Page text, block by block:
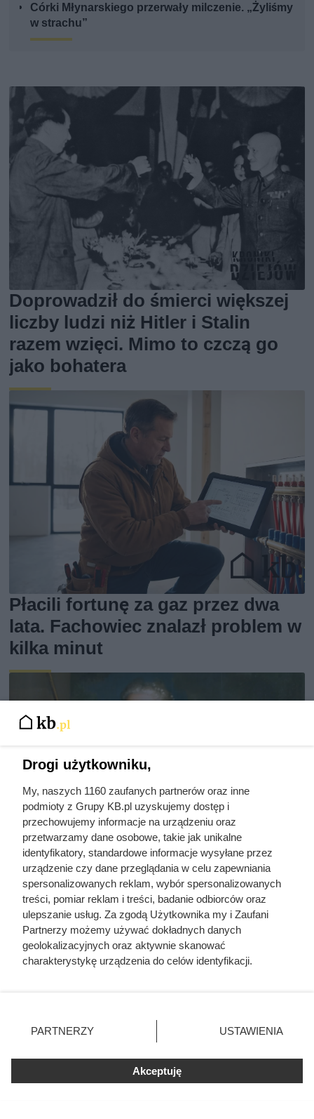
Córki Młynarskiego przerwały milczenie. „Żyliśmy
w strachu”
Doprowadził do śmierci większej
liczby ludzi niż Hitler i Stalin
razem wzięci. Mimo to czczą go
jako bohatera
Płacili fortunę za gaz przez dwa
lata. Fachowiec znalazł problem w
kilka minut
Ta Polka trzymała w garści
europejską elitę. Jej majątek i
Drogi użytkowniku,
My, naszych 1160 zaufanych partnerów oraz inne
podmioty z Grupy KB.pl uzyskujemy dostęp i
przechowujemy informacje na urządzeniu oraz
przetwarzamy dane osobowe, takie jak unikalne
identyfikatory, standardowe informacje wysyłane przez
urządzenie czy dane przeglądania w celu zapewniania
spersonalizowanych reklam, wybór spersonalizowanych
treści, pomiar reklam i treści, badanie odbiorców oraz
ulepszanie usług. Za zgodą Użytkownika my i Zaufani
Partnerzy możemy używać dokładnych danych
geolokalizacyjnych oraz aktywnie skanować
charakterystykę urządzenia do celów identyfikacji.
zmienić/wycofać klikając przycisk ustawień prywatności
znajdujący się w lewym dolnym rogu strony. Niektóre
użytkownika, ale masz prawo sprzeciwić się takiemu
przetwarzaniu. Preferencje będą miały zastosowania tylko
PARTNERZY USTAWIENIA
Akceptuję